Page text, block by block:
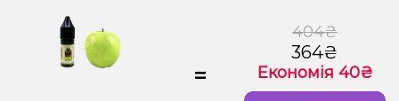
=
404₴
364₴
Економія 40₴